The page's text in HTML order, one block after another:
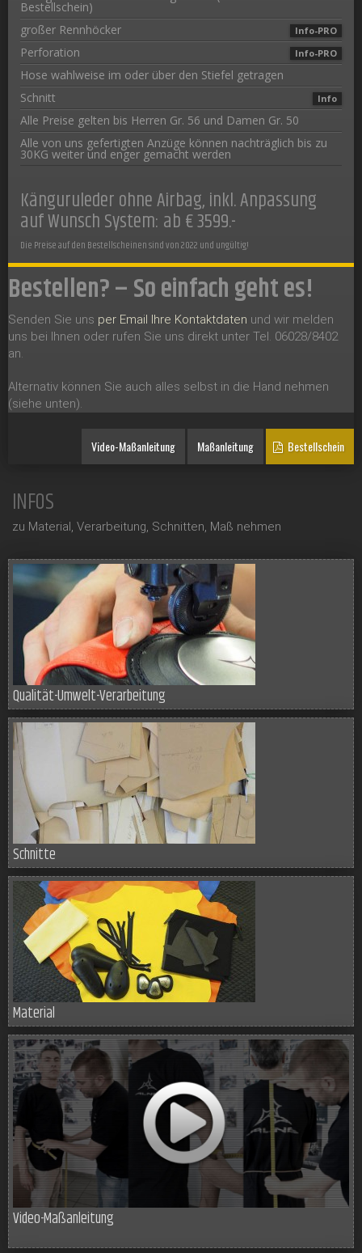
Bestellschein)
großer Rennhöcker
Info-PRO
Perforation Info-PRO
Hose wahlweise im oder über den Stiefel getragen
Schnitt
Info
Alle Preise gelten bis Herren Gr. 56 und Damen Gr. 50
Alle von uns gefertigten Anzüge können nachträglich bis zu
30KG weiter und enger gemacht werden
Känguruleder ohne Airbag, inkl. Anpassung
auf Wunsch System: ab € 3599.-
Die Preise auf den Bestellscheinen sind von 2022 und ungültig!
Bestellen? – So einfach geht es!
Senden Sie uns per Email Ihre Kontaktdaten und wir melden
uns bei Ihnen oder rufen Sie uns direkt unter Tel. 06028/8402
an.
Alternativ können Sie auch alles selbst in die Hand nehmen
(siehe unten).
Bestellschein
Maßanleitung
Video-Maßanleitung
INFOS
zu Material, Verarbeitung, Schnitten, Maß nehmen
Qualität-Umwelt-Verarbeitung
Schnitte
Material
Video-Maßanleitung